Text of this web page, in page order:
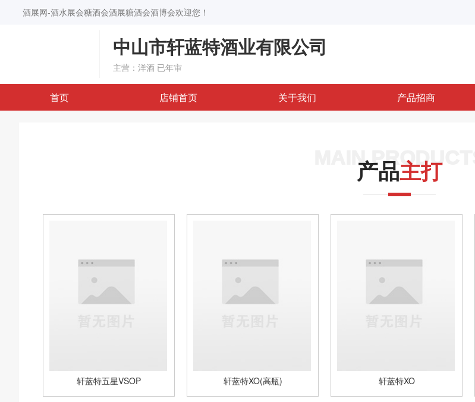
酒展网-酒水展会糖酒会酒展糖酒会酒博会欢迎您！
中山市轩蓝特酒业有限公司
主营：洋酒 已年审
首页 店铺首页 关于我们 产品招商
MAIN PRODUCTS
产品主打
轩蓝特五星VSOP 轩蓝特XO(高瓶) 轩蓝特XO